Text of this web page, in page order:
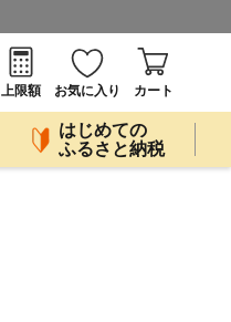
上限額
お気に入り カート
はじめての
ふるさと納税